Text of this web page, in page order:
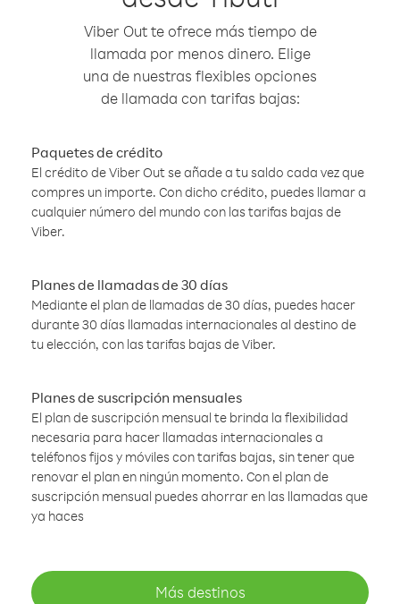
Viber Out te ofrece más tiempo de
llamada por menos dinero. Elige
una de nuestras flexibles opciones
de llamada con tarifas bajas:
Paquetes de crédito
El crédito de Viber Out se añade a tu saldo cada vez que
compres un importe. Con dicho crédito, puedes llamar a
cualquier número del mundo con las tarifas bajas de
Viber.
Planes de llamadas de 30 días
Mediante el plan de llamadas de 30 días, puedes hacer
durante 30 días llamadas internacionales al destino de
tu elección, con las tarifas bajas de Viber.
Planes de suscripción mensuales
El plan de suscripción mensual te brinda la flexibilidad
necesaria para hacer llamadas internacionales a
teléfonos fijos y móviles con tarifas bajas, sin tener que
renovar el plan en ningún momento. Con el plan de
suscripción mensual puedes ahorrar en las llamadas que
ya haces
Más destinos